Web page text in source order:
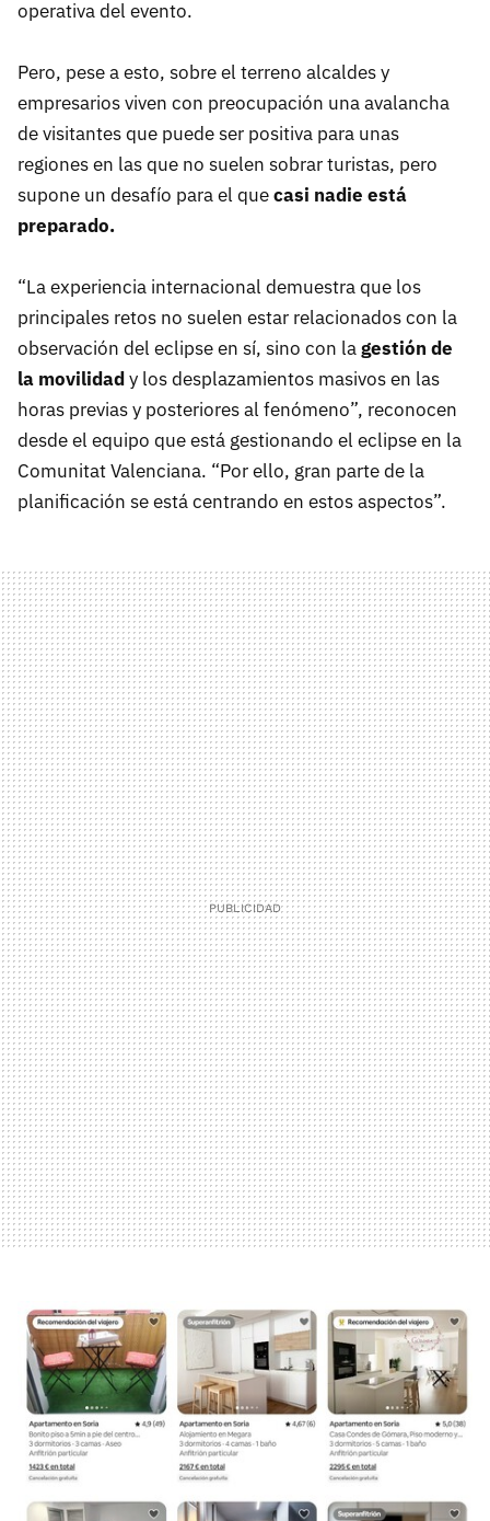
operativa del evento.
Pero, pese a esto, sobre el terreno alcaldes y
empresarios viven con preocupación una avalancha
de visitantes que puede ser positiva para unas
regiones en las que no suelen sobrar turistas, pero
supone un desafío para el quecasi nadie está
preparado.
“La experiencia internacional demuestra que los
principales retos no suelen estar relacionados con la
observación del eclipse en sí, sino con lagestión de
la movilidady los desplazamientos masivos en las
horas previas y posteriores al fenómeno”, reconocen
desde el equipo que está gestionando el eclipse en la
Comunitat Valenciana. “Por ello, gran parte de la
planificación se está centrando en estos aspectos”.